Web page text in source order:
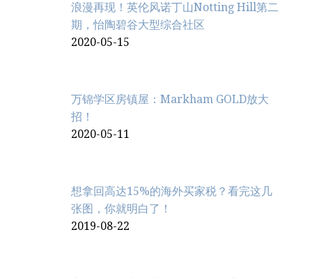
浪漫再现！英伦风诺丁山Notting Hill第二
期，怡陶碧谷大型综合社区
2020-05-15
万锦学区房镇屋：Markham GOLD放大
招！
2020-05-11
想拿回高达15%的海外买家税？看完这几
张图，你就明白了！
2019-08-22